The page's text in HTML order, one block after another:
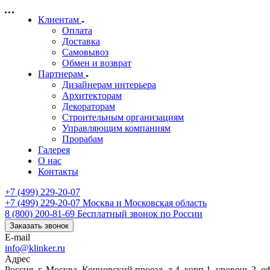
Клиентам
Оплата
Доставка
Самовывоз
Обмен и возврат
Партнерам
Дизайнерам интерьера
Архитекторам
Декораторам
Строительным организациям
Управляющим компаниям
Прорабам
Галерея
О нас
Контакты
+7 (499) 229-20-07
+7 (499) 229-20-07 Москва и Московская область
8 (800) 200-81-69 Бесплатный звонок по России
Заказать звонок
E-mail
info@klinker.ru
Адрес